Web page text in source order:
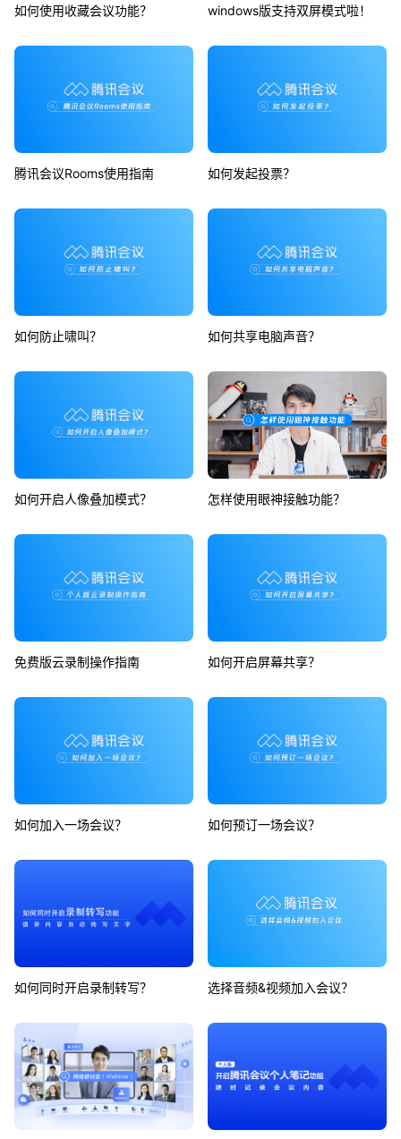
如何使用收藏会议功能？ windows版支持双屏模式啦！
腾讯会议Rooms使用指南 如何发起投票？
如何防止啸叫？ 如何共享电脑声音？
如何开启人像叠加模式？ 怎样使用眼神接触功能？
免费版云录制操作指南 如何开启屏幕共享？
如何加入一场会议？ 如何预订一场会议？
如何同时开启录制转写？ 选择音频&视频加入会议？